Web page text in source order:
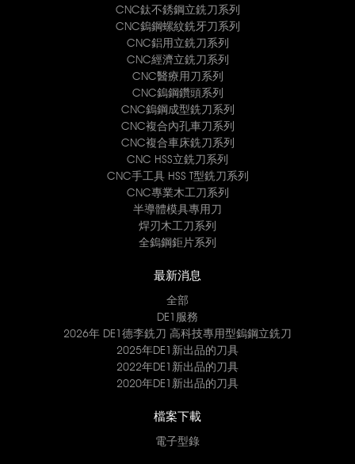
CNC鈦不銹鋼立銑刀系列
CNC鎢鋼螺紋銑牙刀系列
CNC鋁用立銑刀系列
CNC經濟立銑刀系列
CNC醫療用刀系列
CNC鎢鋼鑽頭系列
CNC鎢鋼成型銑刀系列
CNC複合內孔車刀系列
CNC複合車床銑刀系列
CNC HSS立銑刀系列
CNC手工具 HSS T型銑刀系列
CNC專業木工刀系列
半導體模具專用刀
焊刃木工刀系列
全鎢鋼鉅片系列
最新消息
全部
DE1服務
2026年 DE1德李銑刀 高科技專用型鎢鋼立銑刀
2025年DE1新出品的刀具
2022年DE1新出品的刀具
2020年DE1新出品的刀具
檔案下載
電子型錄